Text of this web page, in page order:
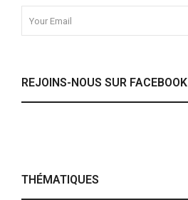
REJOINS-NOUS SUR FACEBOOK
THÉMATIQUES